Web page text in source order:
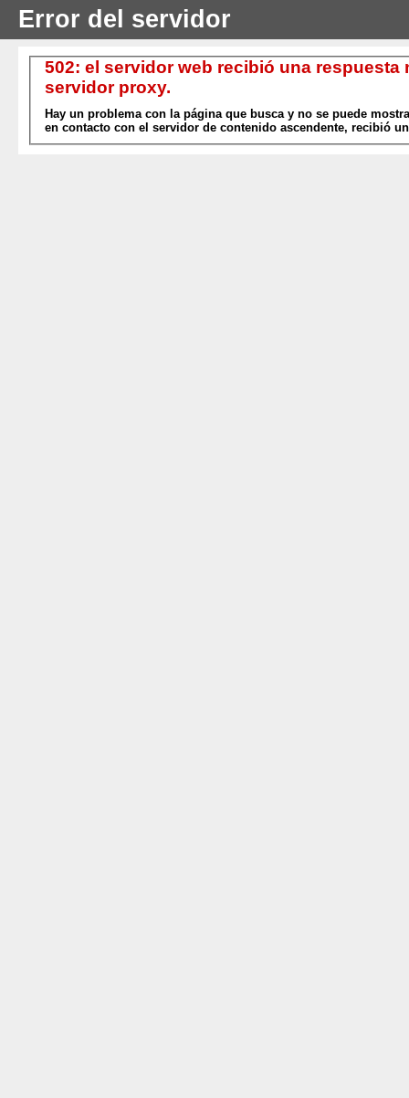
Error del servidor
502: el servidor web recibió una
servidor proxy.
Hay un problema con la página que busca y no se puede
en contacto con el servidor de contenido ascendente, recibió